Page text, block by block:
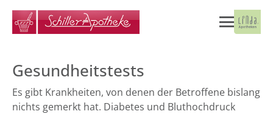
Gesundheitstests
Es gibt Krankheiten, von denen der Betroffene bislang
nichts gemerkt hat. Diabetes und Bluthochdruck